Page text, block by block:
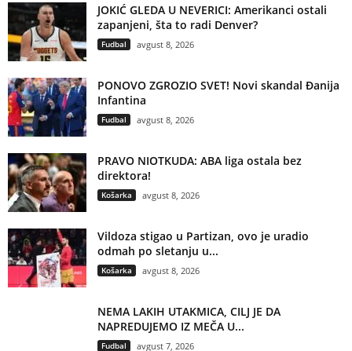
JOKIĆ GLEDA U NEVERICI: Amerikanci ostali
zapanjeni, šta to radi Denver?
Fudbal avgust 8, 2026
PONOVO ZGROZIO SVET! Novi skandal Đanija
Infantina
Fudbal avgust 8, 2026
PRAVO NIOTKUDA: ABA liga ostala bez
direktora!
Košarka avgust 8, 2026
Vildoza stigao u Partizan, ovo je uradio
odmah po sletanju u...
Košarka avgust 8, 2026
NEMA LAKIH UTAKMICA, CILJ JE DA
NAPREDUJEMO IZ MEČA U...
Fudbal avgust 7, 2026